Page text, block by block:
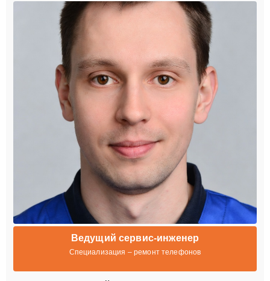
Ведущий сервис-инженер
Специализация – ремонт телефонов